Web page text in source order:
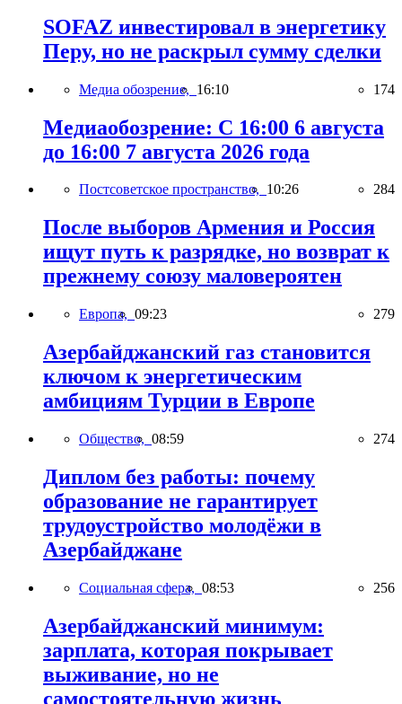
SOFAZ инвестировал в энергетику
Перу, но не раскрыл сумму сделки
Медиа обозрение, 16:10 174
Медиаобозрение: С 16:00 6 августа
до 16:00 7 августа 2026 года
Постсоветское пространство, 10:26 284
После выборов Армения и Россия
ищут путь к разрядке, но возврат к
прежнему союзу маловероятен
Европа, 09:23 279
Азербайджанский газ становится
ключом к энергетическим
амбициям Турции в Европе
Общество, 08:59 274
Диплом без работы: почему
образование не гарантирует
трудоустройство молодёжи в
Азербайджане
Социальная сфера, 08:53 256
Азербайджанский минимум:
зарплата, которая покрывает
выживание, но не
самостоятельную жизнь